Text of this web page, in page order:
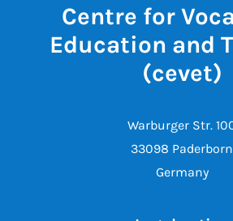
Centre for
Education and
(cevet)
Warburger Str.
33098 Paderborn
Germany